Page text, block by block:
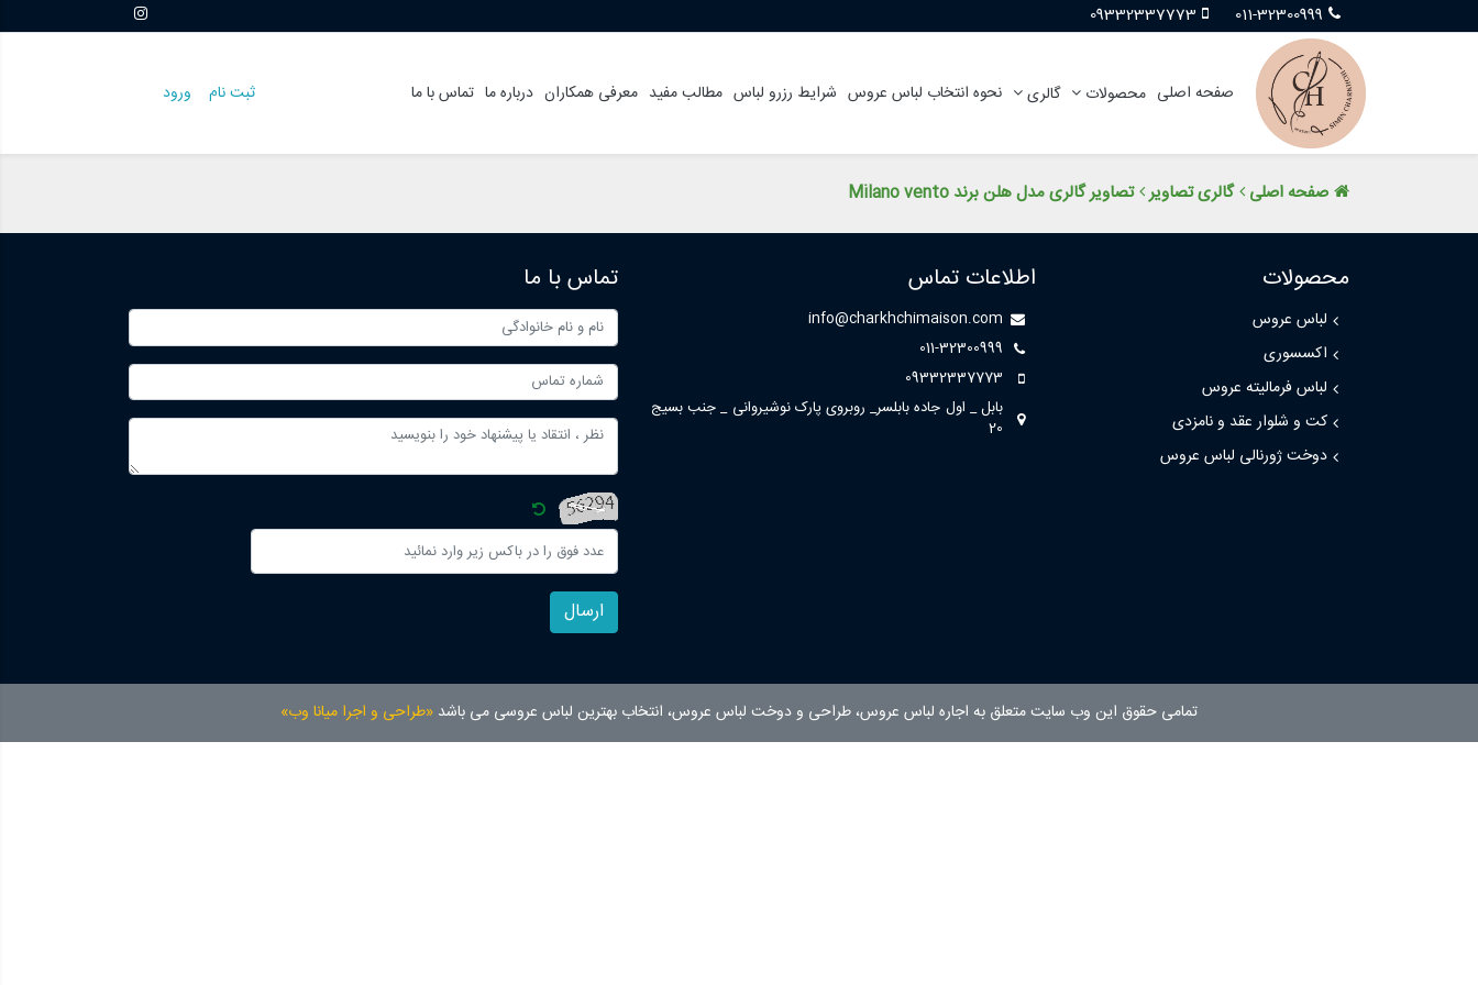
011-32300999
09332337773
ثبت نام ورود صفحه اصلی محصولات گالری نحوه انتخاب لباس عروس شرایط رزرو لباس مطالب مفید معرفی همکاران درباره ما تماس با ما
صفحه اصلی گالری تصاویر تصاویر گالری مدل هلن برند Milano vento
محصولات
لباس عروس
اکسسوری
لباس فرمالیته عروس
کت و شلوار عقد و نامزدی
دوخت ژورنالی لباس عروس
اطلاعات تماس
info@charkhchimaison.com
011-32300999
09332337773
بابل _ اول جاده بابلسر_ روبروی پارک نوشیروانی _ جنب بسیج
20
تماس با ما
ارسال
تمامی حقوق این وب سایت متعلق به اجاره لباس عروس، طراحی و دوخت لباس عروس، انتخاب بهترین لباس عروسی می باشد «طراحی و اجرا میانا وب»